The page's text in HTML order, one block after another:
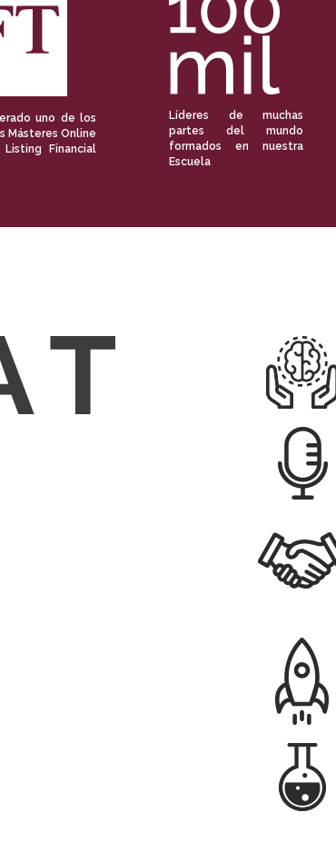
uno de los
Másteres Online
Financial
Líderes de muchas
partes del mundo
formados en nuestra
Escuela